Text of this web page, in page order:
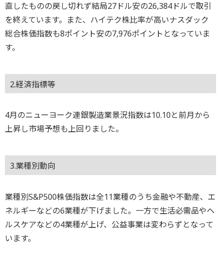
直したものの戻し切れず結局27ドル安の26,384ドルで取引
を終えています。また、ハイテク株比率が高いナスダック
総合株価指数も8ポイント安の7,976ポイントとなっていま
す。
2.経済指標等
4月のニューヨーク連銀製造業景況指数は10.10と前月から
上昇し市場予想も上回りました。
3.業種別動向
業種別S&P500株価指数は全11業種のうち金融や不動産、エ
ネルギーなどの6業種が下げました。一方で生活必需品やヘ
ルスケアなどの4業種が上げ、公益事業は変わらずとなって
います。